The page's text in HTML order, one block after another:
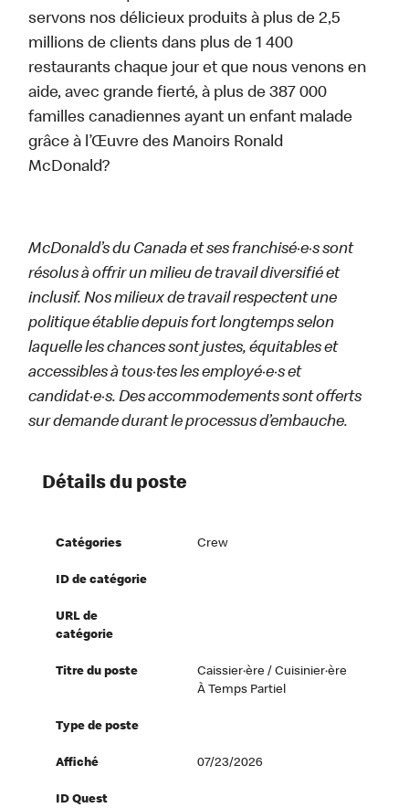
servons nos délicieux produits à plus de 2,5
millions de clients dans plus de 1 400
restaurants chaque jour et que nous venons en
aide, avec grande fierté, à plus de 387 000
familles canadiennes ayant un enfant malade
grâce à l’Œuvre des Manoirs Ronald
McDonald?
McDonald’s du Canada et ses franchisé·e·s sont
résolus à offrir un milieu de travail diversifié et
inclusif. Nos milieux de travail respectent une
politique établie depuis fort longtemps selon
laquelle les chances sont justes, équitables et
accessibles à tous·tes les employé·e·s et
candidat·e·s. Des accommodements sont offerts
sur demande durant le processus d’embauche.
Détails du poste
Catégories Crew
ID de catégorie
URL de
catégorie
Titre du poste
Caissier·ère / Cuisinier·ère
À Temps Partiel
Type de poste
Affiché 07/23/2026
ID Quest